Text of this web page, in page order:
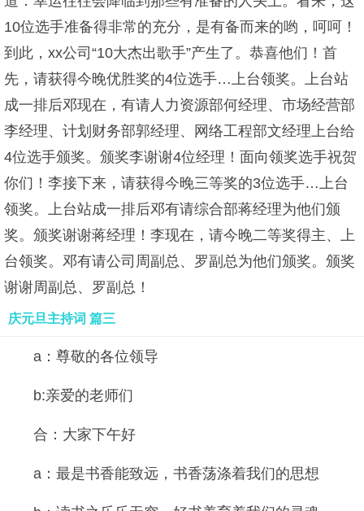
10位选手准备得非常的充分，是有备而来的哟，呵呵！
到此，xx公司“10大杰出歌手”产生了。恭喜他们！首
先，请获得今晚优胜奖的4位选手…上台领奖。上台站
成一排后邓现在，有请人力资源部何经理、市场经营部
李经理、计划财务部郭经理、网络工程部文经理上台给
4位选手颁奖。颁奖李谢谢4位经理！面向领奖选手祝贺
你们！李接下来，请获得今晚三等奖的3位选手…上台
领奖。上台站成一排后邓有请综合部蒋经理为他们颁
奖。颁奖谢谢蒋经理！李现在，请今晚二等奖得主、上
台领奖。邓有请公司周副总、罗副总为他们颁奖。颁奖
谢谢周副总、罗副总！
庆元旦主持词 篇三
a：尊敬的各位领导
b:亲爱的老师们
合：大家下午好
a：最是书香能致远，书香荡涤着我们的思想